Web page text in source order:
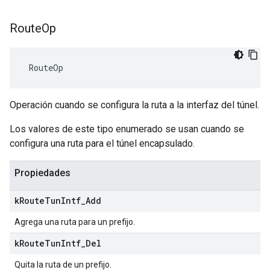
RouteOp
RouteOp
Operación cuando se configura la ruta a la interfaz del túnel.
Los valores de este tipo enumerado se usan cuando se
configura una ruta para el túnel encapsulado.
Propiedades
kRouteTunIntf Add
Agrega una ruta para un prefijo.
kRouteTunIntf Del
Quita la ruta de un prefijo.